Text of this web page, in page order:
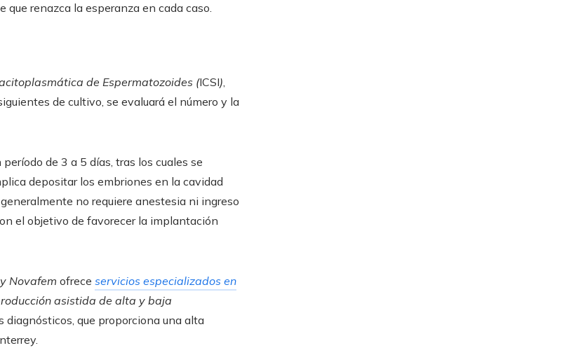
renazca la esperanza en cada caso.
de Espermatozoides (ICSI),
de cultivo, se evaluará el número y la
de 3 a 5 días, tras los cuales se
depositar los embriones en la cavidad
no requiere anestesia ni ingreso
el objetivo de favorecer la implantación
Novafem ofrece servicios especializados en
asistida de alta y baja
diagnósticos, que proporciona una alta